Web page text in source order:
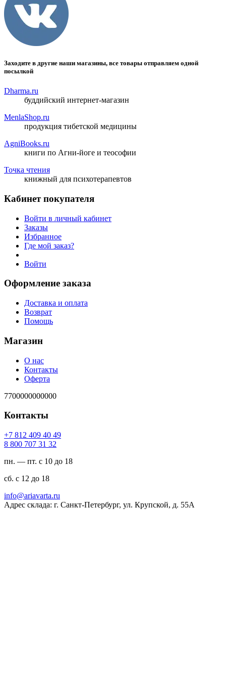
Заходите в другие наши магазины, все товары отправляем одной
посылкой
Dharma.ru
буддийский интернет-магазин
MenlaShop.ru
продукция тибетской медицины
AgniBooks.ru
книги по Агни-йоге и теософии
Точка чтения
книжный для психотерапевтов
Кабинет покупателя
Войти в личный кабинет
Заказы
Избранное
Где мой заказ?
Войти
Оформление заказа
Доставка и оплата
Возврат
Помощь
Магазин
О нас
Контакты
Оферта
7700000000000
Контакты
94 04 904 218 7+
23 13 707 008 8
пн. — пт. с 10 до 18
сб. с 12 до 18
ur.atravaira@ofni
Адрес склада: г. Санкт-Петербург, ул. Крупской, д. 55А